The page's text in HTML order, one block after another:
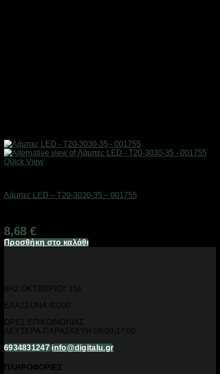
Quick View
Λάμπες LED – T20-3030-35 – 001755
8,68 €
Προσθήκη στο καλάθι
6ΗΣ ΟΚΤΩΒΡΙΟΥ 151
ΕΛΑΣΣΟΝΑ 40200
ΩΡΕΣ ΕΠΙΚΟΙΝΩΝΙΑΣ
ΔΕΥΤΕΡΑ-ΠΑΡΑΣΚΕΥΗ 09:00-17:00
6934831247 info@digitalu.gr
ΠΛΗΡΟΦΟΡΙΕΣ